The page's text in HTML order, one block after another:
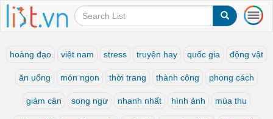
T
o
g
l
e
n
a
v
hoàng đạo việt nam stress truyện hay quốc gia động vật
ăn uống món ngon thời trang thành công phong cách
giảm cân song ngư nhanh nhất hình ảnh mùa thu